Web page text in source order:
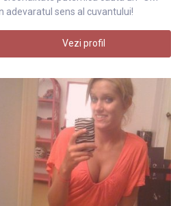
adevaratul sens al cuvantului!
Vezi profil